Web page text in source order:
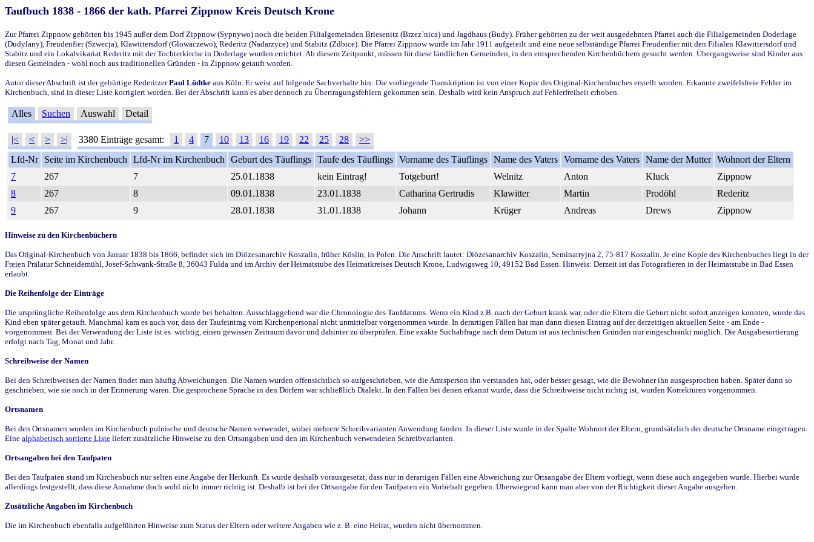
Taufbuch 1838 - 1866 der kath. Pfarrei Zippnow Kreis Deutsch Krone
Zur Pfarrei Zippnow gehörten bis 1945 außer dem Dorf Zippnow (Sypnywo) noch die beiden Filialgemeinden Briesenitz (Brzez`nica) und Jagdhaus (Budy). Früher gehörten zu der weit ausgedehnten Pfarrei auch die Filialgemeinden Doderlage
(Dudylany), Freudenfier (Szwecja), Klawittersdorf (Glowaczewo), Rederitz (Nadarzyce) und Stabitz (Zdbice). Die Pfarrei Zippnow wurde im Jahr 1911 aufgeteilt und eine neue selbständige Pfarrei Freudenfier mit den Filialen Klawittersdorf und
Stabitz und ein Lokalvikariat Rederitz mit der Tochterkirche in Doderlage wurden errichtet. Ab diesem Zeitpunkt, müssen für diese ländlichen Gemeinden, in den entsprechenden Kirchenbüchern gesucht werden. Übergangsweise sind Kinder aus
diesen Gemeinden - wohl noch aus traditionellen Gründen - in Zippnow getauft worden.
Autor dieser Abschrift ist der gebürtige RederitzerPaul Lüdtke aus Köln. Er weist auf folgende Sachverhalte hin: Die vorliegende Transkription ist von einer Kopie des Original-Kirchenbuches erstellt worden. Erkannte zweifelsfreie Fehler im
Kirchenbuch, sind in dieser Liste korrigiert worden. Bei der Abschrift kann es aber dennoch zu Übertragungsfehlern gekommen sein. Deshalb wird kein Anspruch auf Fehlerfreiheit erhoben.
Alles Suchen Auswahl Detail
|< < > >| 3380 Einträge gesamt: 1 4 7 10 13 16 19 22 25 28
>>
Lfd-Nr
Seite im Kirchenbuch Lfd-Nr im Kirchenbuch Geburt des Täuflings Taufe des Täuflings Vorname des Täuflings Name des Vaters Vorname des Vaters Name der Mutter Wohnort der Eltern
7
267 7 25.01.1838 kein Eintrag! Totgeburt! Welnitz Anton Kluck
Zippnow
8
267 8 09.01.1838 23.01.1838 Catharina Gertrudis Klawitter Martin Prodöhl
Rederitz
9
267 9 28.01.1838 31.01.1838 Johann Krüger Andreas Drews Zippnow
Hinweise zu den Kirchenbüchern
Das Original-Kirchenbuch von Januar 1838 bis 1866, befindet sich im Diözesanarchiv Koszalin, früher Köslin, in Polen. Die Anschrift lautet: Diözesanarchiv Koszalin, Seminarryjna 2, 75-817 Koszalin. Je eine Kopie des Kirchenbuches liegt in der
Freien Prälatur Schneidemühl, Josef-Schwank-Straße 8, 36043 Fulda und im Archiv der Heimatstube des Heimatkreises Deutsch Krone, Ludwigsweg 10, 49152 Bad Essen. Hinweis: Derzeit ist das Fotografieren in der Heimatstube in Bad Essen
erlaubt.
Die Reihenfolge der Einträge
Die ursprüngliche Reihenfolge aus dem Kirchenbuch wurde bei behalten. Ausschlaggebend war die Chronologie des Taufdatums. Wenn ein Kind z.B. nach der Geburt krank war, oder die Eltern die Geburt nicht sofort anzeigen konnten, wurde das
Kind eben später getauft. Manchmal kam es auch vor, dass der Taufeintrag vom Kirchenpersonal nicht unmittelbar vorgenommen wurde. In derartigen Fällen hat man dann diesen Eintrag auf der derzeitigen aktuellen Seite - am Ende -
vorgenommen. Bei der Verwendung der Liste ist es wichtig, einen gewissen Zeitraum davor und dahinter zu überprüfen. Eine exakte Suchabfrage nach dem Datum ist aus technischen Gründen nur eingeschränkt möglich. Die Ausgabesortierung
erfolgt nach Tag, Monat und Jahr.
Schreibweise der Namen
Bei den Schreibweisen der Namen findet man häufig Abweichungen. Die Namen wurden offensichtlich so aufgeschrieben, wie die Amtsperson ihn verstanden hat, oder besser gesagt, wie die Bewohner ihn ausgesprochen haben. Später dann so
geschrieben, wie sie noch in der Erinnerung waren. Die gesprochene Sprache in den Dörfern war schließlich Dialekt. In den Fällen bei denen erkannt wurde, dass die Schreibweise nicht richtig ist, wurden Korrekturen vorgenommen.
Ortsnamen
Bei den Ortsnamen wurden im Kirchenbuch polnische und deutsche Namen verwendet, wobei mehrere Schreibvarianten Anwendung fanden. In dieser Liste wurde in der Spalte Wohnort der Eltern, grundsätzlich der deutsche Ortsname eingetragen.
Eine alphabetisch sortierte Liste liefert zusätzliche Hinweise zu den Ortsangaben und den im Kirchenbuch verwendeten Schreibvarianten.
Ortsangaben bei den Taufpaten
Bei den Taufpaten stand im Kirchenbuch nur selten eine Angabe der Herkunft. Es wurde deshalb vorausgesetzt, dass nur in derartigen Fällen eine Abweichung zur Ortsangabe der Eltern vorliegt, wenn diese auch angegeben wurde. Hierbei wurde
allerdings festgestellt, dass diese Annahme doch wohl nicht immer richtig ist. Deshalb ist bei der Ortsangabe für den Taufpaten ein Vorbehalt gegeben. Überwiegend kann man aber von der Richtigkeit dieser Angabe ausgehen.
Zusätzliche Angaben im Kirchenbuch
Die im Kirchenbuch ebenfalls aufgeführten Hinweise zum Status der Eltern oder weitere Angaben wie z. B. eine Heirat, wurden nicht übernommen.